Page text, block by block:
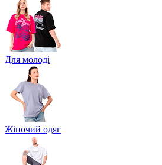
Для молоді
Жіночий одяг